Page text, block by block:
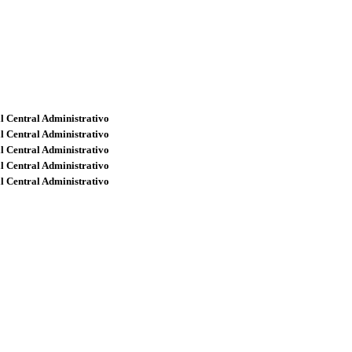
Central Administrativo
Central Administrativo
Central Administrativo
Central Administrativo
Central Administrativo